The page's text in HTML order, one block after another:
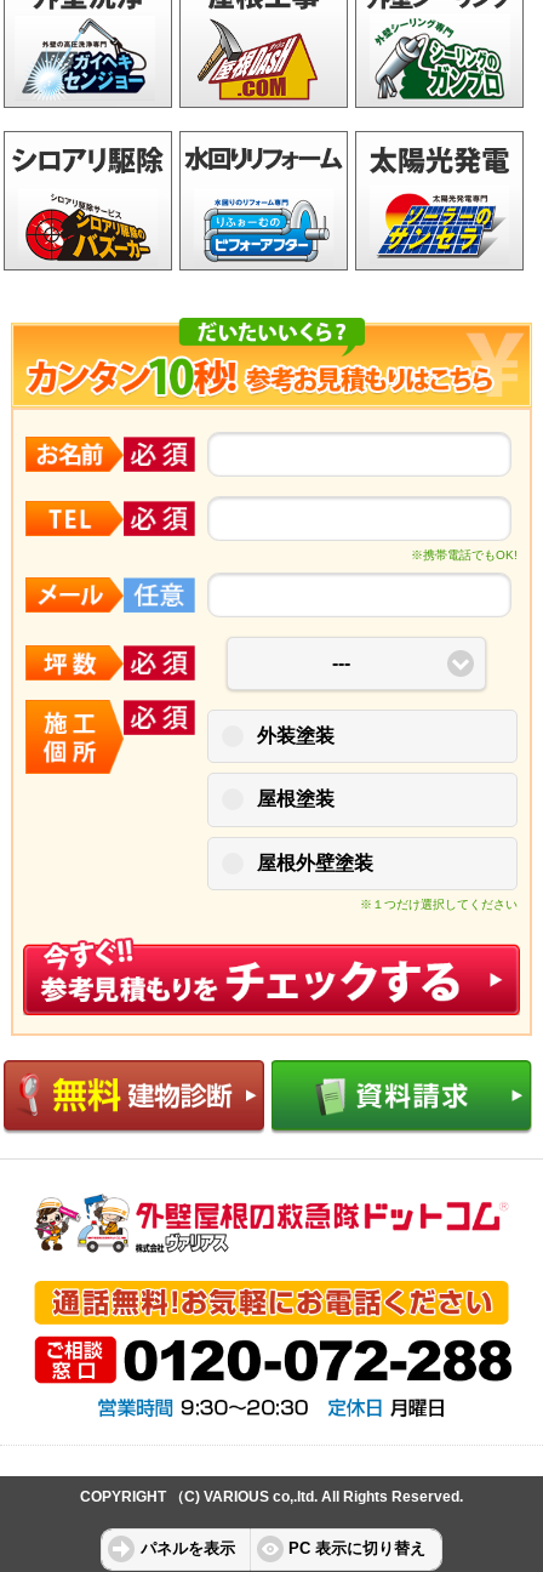
※携帯電話でもOK!
---
外装塗装
屋根塗装
屋根外壁塗装
※１つだけ選択してください
COPYRIGHT （C) VARIOUS co,.ltd. All Rights Reserved.
パネルを表示 PC 表示に切り替え